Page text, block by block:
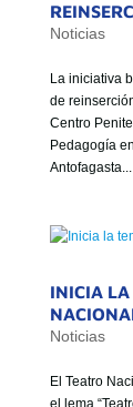
Noticias
La iniciativa
de
Centro
Pedagogía
Antofagasta...
INICIA LA
Noticias
El Teatro
el lema